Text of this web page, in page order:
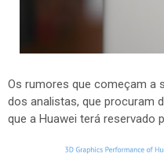
Os rumores que começam a
dos analistas, que procuram
que a Huawei terá reservado